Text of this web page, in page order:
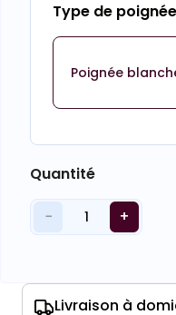
Type de poignée
Poignée
Quantité
− 1 +
Livraison à